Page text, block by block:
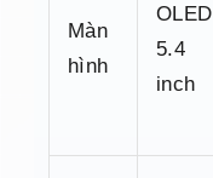
Màn
hình
OLED
5.4
inch